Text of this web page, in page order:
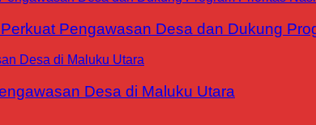
Pengawasan Desa dan Dukung
Desa di Maluku Utara